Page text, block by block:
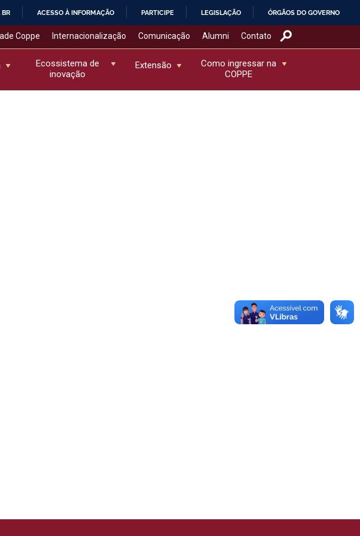
ACESSO À INFORMAÇÃO PARTICIPE LEGISLAÇÃO ÓRGÃOS DO GOVERNO
Coppe Internacionalização Comunicação Alumni Contato
Ecossistema de
inovação
Extensão
Como ingressar na
COPPE